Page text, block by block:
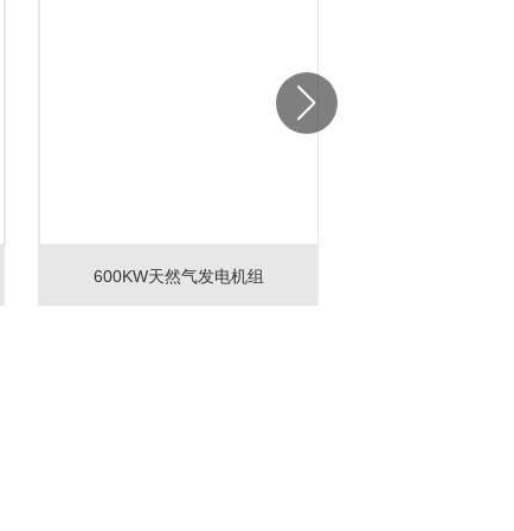
600KW天然气发电机组